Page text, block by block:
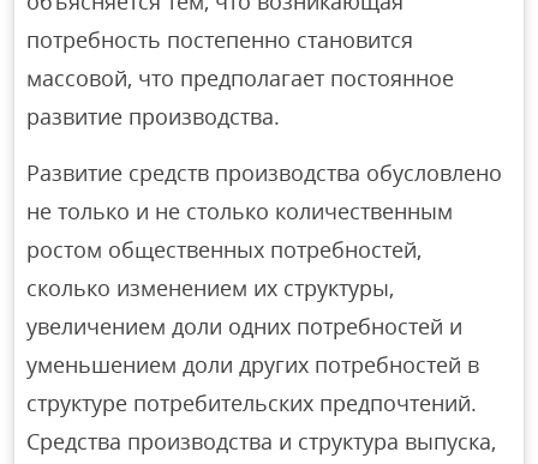
потребность постепенно становится
массовой, что предполагает постоянное
развитие производства.
Развитие средств производства обусловлено
не только и не столько количественным
ростом общественных потребностей,
сколько изменением их структуры,
увеличением доли одних потребностей и
уменьшением доли других потребностей в
структуре потребительских предпочтений.
Средства производства и структура выпуска,